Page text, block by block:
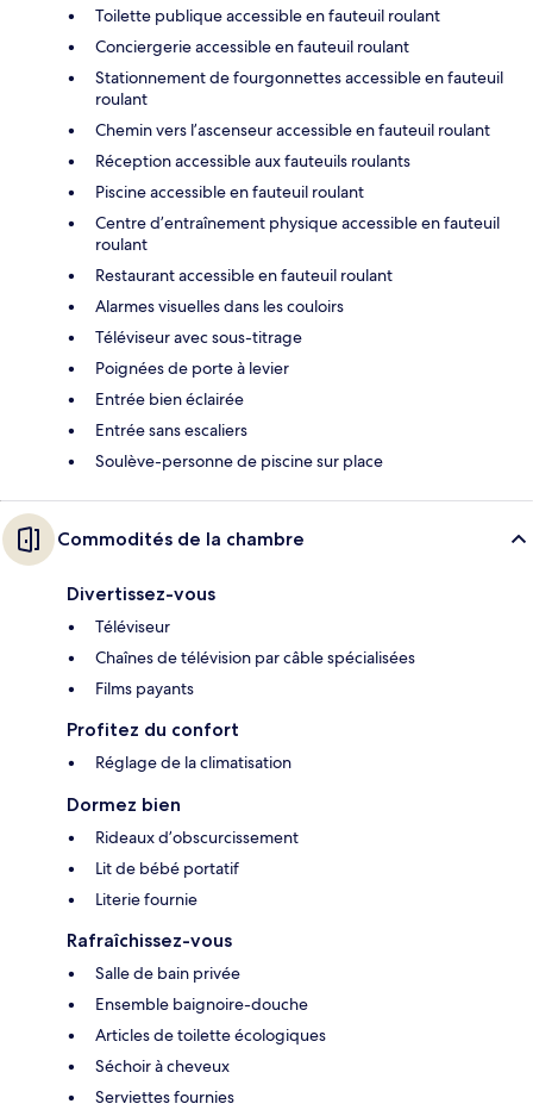
Toilette publique accessible en fauteuil roulant
Conciergerie accessible en fauteuil roulant
Stationnement de fourgonnettes accessible en fauteuil
roulant
Chemin vers l’ascenseur accessible en fauteuil roulant
Réception accessible aux fauteuils roulants
Piscine accessible en fauteuil roulant
Centre d’entraînement physique accessible en fauteuil
roulant
Restaurant accessible en fauteuil roulant
Alarmes visuelles dans les couloirs
Téléviseur avec sous-titrage
Poignées de porte à levier
Entrée bien éclairée
Entrée sans escaliers
Soulève-personne de piscine sur place
Commodités de la chambre
Divertissez-vous
Téléviseur
Chaînes de télévision par câble spécialisées
Films payants
Profitez du confort
Réglage de la climatisation
Dormez bien
Rideaux d’obscurcissement
Lit de bébé portatif
Literie fournie
Rafraîchissez-vous
Salle de bain privée
Ensemble baignoire-douche
Articles de toilette écologiques
Séchoir à cheveux
Serviettes fournies